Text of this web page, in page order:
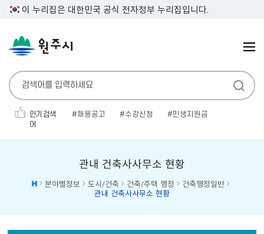
이 누리집은 대한민국 공식 전자정부 누리집입니다.
인기검색
어
채용공고 수강신청
민생지원금
관내 건축사사무소 현황
분야별정보 도시/건축 건축/주택 행정
건축행정일반
관내 건축사사무소 현황